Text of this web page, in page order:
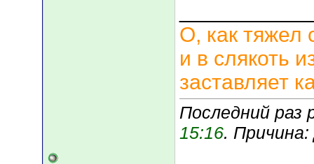
О, как тяжел
и в слякоть
заставляет
Последний раз
15:16.